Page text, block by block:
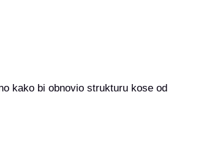
kako bi obnovio strukturu kose od